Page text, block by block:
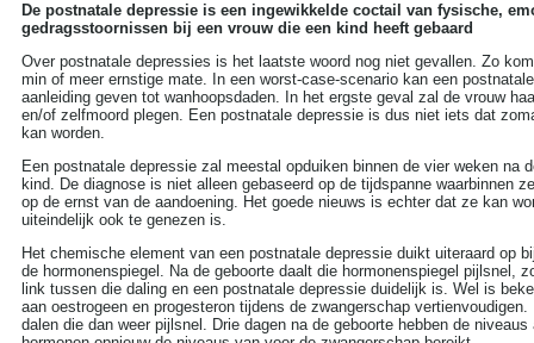
De postnatale depressie is een ingewikkelde coctail van fysische,
gedragsstoornissen bij een vrouw die een kind heeft gebaard
Over postnatale depressies is het laatste woord nog niet gevallen. Zo
min of meer ernstige mate. In een worst-case-scenario kan een
aanleiding geven tot wanhoopsdaden. In het ergste geval zal de vrouw
en/of zelfmoord plegen. Een postnatale depressie is dus niet iets dat
kan worden.
Een postnatale depressie zal meestal opduiken binnen de vier weken na
kind. De diagnose is niet alleen gebaseerd op de tijdspanne waarbinnen
op de ernst van de aandoening. Het goede nieuws is echter dat ze kan
uiteindelijk ook te genezen is.
Het chemische element van een postnatale depressie duikt uiteraard op
de hormonenspiegel. Na de geboorte daalt die hormonenspiegel pijlsnel,
link tussen die daling en een postnatale depressie duidelijk is. Wel is
aan oestrogeen en progesteron tijdens de zwangerschap vertienvoudigen.
dalen die dan weer pijlsnel. Drie dagen na de geboorte hebben de niveaus